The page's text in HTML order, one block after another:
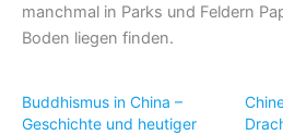
manchmal in Parks und Feldern
Boden liegen finden.
Buddhismus in China –
Geschichte und heutiger